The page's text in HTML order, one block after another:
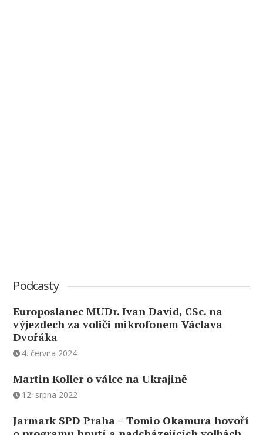
Podcasty
Europoslanec MUDr. Ivan David, CSc. na
výjezdech za voliči mikrofonem Václava
Dvořáka
4. června 2024
Martin Koller o válce na Ukrajině
12. srpna 2022
Jarmark SPD Praha – Tomio Okamura hovoří